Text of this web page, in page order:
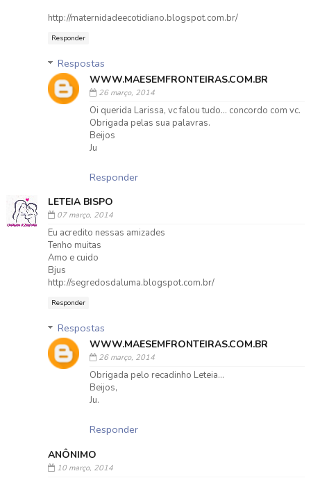
http://maternidadeecotidiano.blogspot.com.br/
Responder
Respostas
WWW.MAESEMFRONTEIRAS.COM.BR
26 março, 2014
Oi querida Larissa, vc falou tudo... concordo com vc.
Obrigada pelas sua palavras.
Beijos
Ju
Responder
LETEIA BISPO
07 março, 2014
Eu acredito nessas amizades
Tenho muitas
Amo e cuido
Bjus
http://segredosdaluma.blogspot.com.br/
Responder
Respostas
WWW.MAESEMFRONTEIRAS.COM.BR
26 março, 2014
Obrigada pelo recadinho Leteia...
Beijos,
Ju.
Responder
ANÔNIMO
10 março, 2014